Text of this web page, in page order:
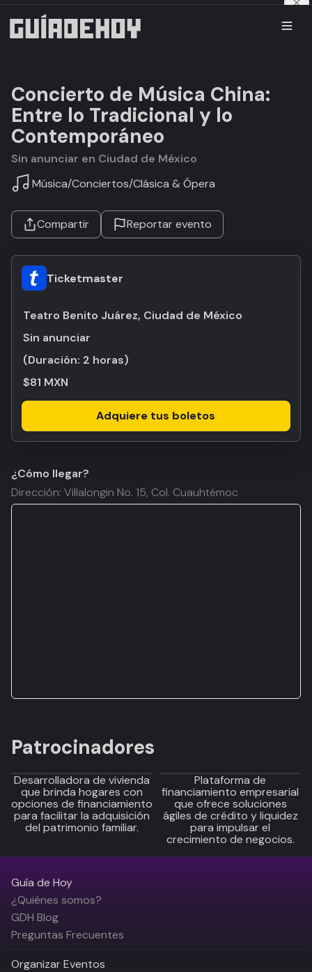
Concierto de Música China:
Entre lo Tradicional y lo
Contemporáneo
Sin anunciar en Ciudad de México
Música/Conciertos/Clásica & Ópera
Compartir Reportar evento
Ticketmaster
Teatro Benito Juárez, Ciudad de México
Sin anunciar
(Duración: 2 horas)
$81 MXN
Adquiere tus boletos
¿Cómo llegar?
Dirección: Villalongin No. 15, Col. Cuauhtémoc
Patrocinadores
Desarrolladora de vivienda
que brinda hogares con
opciones de financiamiento
para facilitar la adquisición
del patrimonio familiar.
Plataforma de
financiamiento empresarial
que ofrece soluciones
ágiles de crédito y liquidez
para impulsar el
crecimiento de negocios.
Guía de Hoy
¿Quiénes somos?
GDH Blog
Preguntas Frecuentes
Organizar Eventos